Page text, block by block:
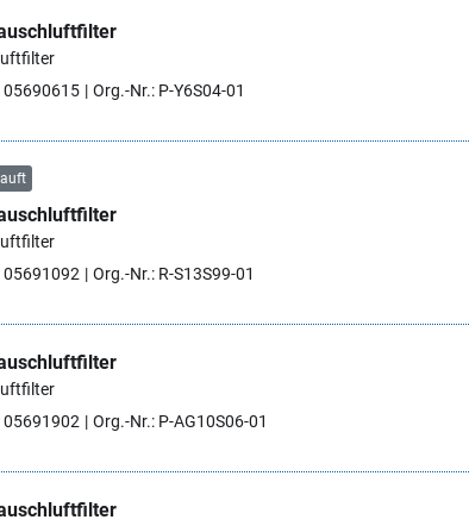
05690615
Org.-Nr.: P-Y6S04-01
05691092
Org.-Nr.: R-S13S99-01
05691902
Org.-Nr.: P-AG10S06-01